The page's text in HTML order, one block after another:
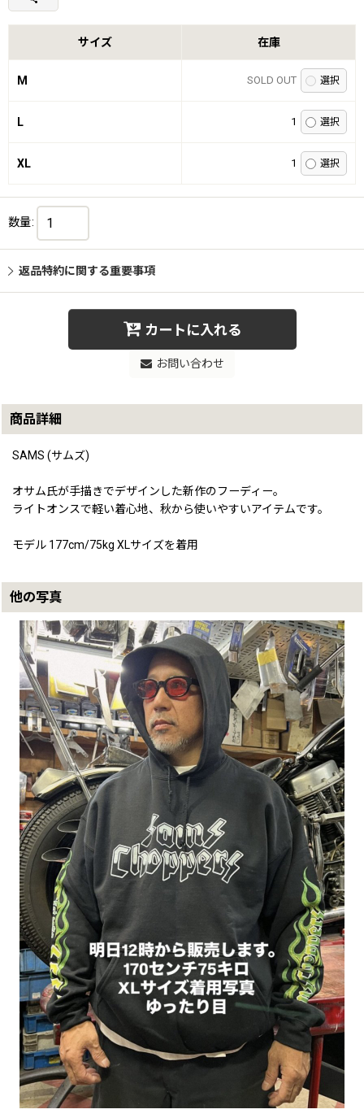
サイズ 在庫
M SOLD OUT
L 1
XL 1
数量:
返品特約に関する重要事項
カートに入れる
お問い合わせ
商品詳細
SAMS (サムズ)
オサム氏が手描きでデザインした新作のフーディー。
ライトオンスで軽い着心地、秋から使いやすいアイテムです。
モデル 177cm/75kg XLサイズを着用
他の写真